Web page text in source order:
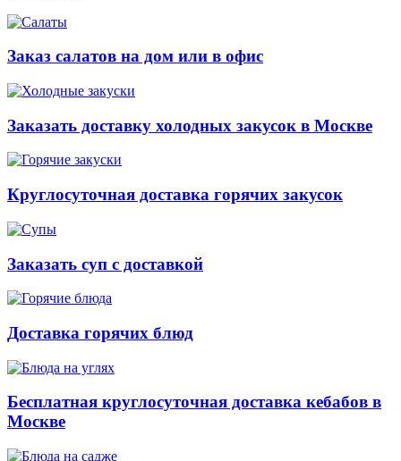
Заказ салатов на дом или в офис
Заказать доставку холодных закусок в Москве
Круглосуточная доставка горячих закусок
Заказать суп с доставкой
Доставка горячих блюд
Бесплатная круглосуточная доставка кебабов в
Москве